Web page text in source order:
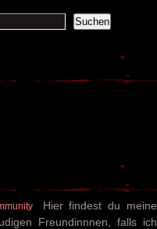
Suchen
Hier findest du meine
Freundinnnen, falls ich